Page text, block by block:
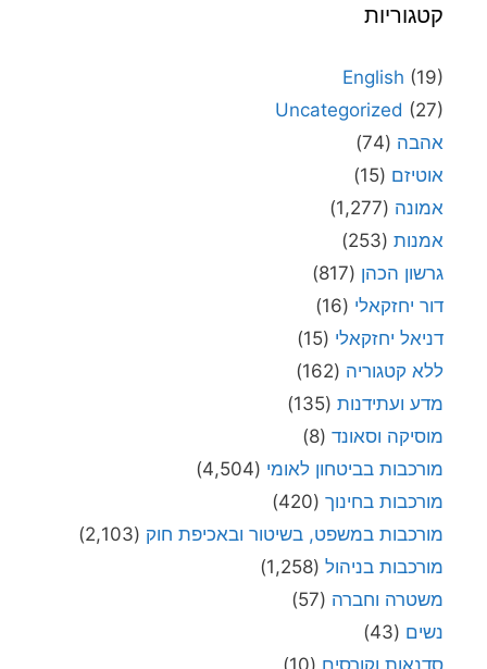
קטגוריות
English (19)
Uncategorized (27)
אהבה (74)
אוטיזם (15)
אמונה (1,277)
אמנות (253)
גרשון הכהן (817)
דור יחזקאלי (16)
דניאל יחזקאלי (15)
ללא קטגוריה (162)
מדע ועתידנות (135)
מוסיקה וסאונד (8)
מורכבות בביטחון לאומי (4,504)
מורכבות בחינוך (420)
מורכבות במשפט, בשיטור ובאכיפת חוק (2,103)
מורכבות בניהול (1,258)
משטרה וחברה (57)
נשים (43)
סדנאות וקורסים (10)